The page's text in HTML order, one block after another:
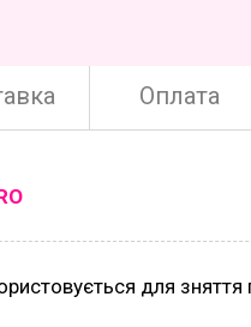
Оплата
для зняття